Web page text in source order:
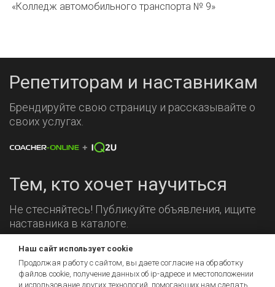
«Колледж автомобильного транспорта № 9»
Репетиторам и наставникам
Брендируйте свою страницу и рассказывайте о
своих услугах.
Тем, кто хочет научиться
Не стесняйтесь! Публикуйте объявления, ищите
наставника в каталоге.
Мы на связи!
Наш сайт использует cookie
Продолжая работу с сайтом, вы даете согласие на обработку
файлов cookie, получение данных об ip-адресе и местоположении
и использование других технологий, помогающих нам сделать